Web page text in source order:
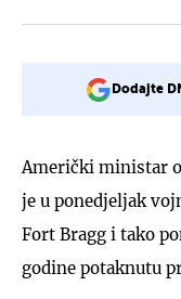
Dodajte
Američki ministar
je u ponedjeljak
Fort Bragg i tako
godine potaknutu